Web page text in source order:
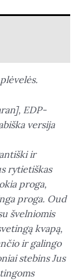
EDP-
versija
ir
rytietiškas
proga,
proga. Oud
švelniomis
kvapą,
ir galingo
stebins Jus